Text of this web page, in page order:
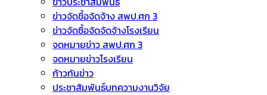
ข่าวจัดชื้อจัดจ้าง สพป.ศก 3
ข่าวจัดซื้อจัดจัดจ้างโรงเรียน
จดหมายข่าว สพป.ศก 3
จดหมายข่าวโรงเรียน
ก้าวทันข่าว
ประชาสัมพันธ์บทความงานวิจัย